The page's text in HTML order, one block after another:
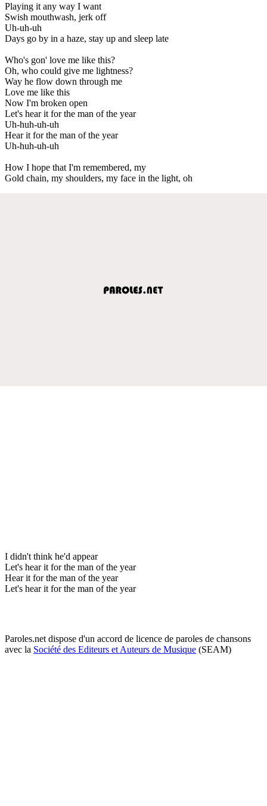
Playing it any way I want
Swish mouthwash, jerk off
Uh-uh-uh
Days go by in a haze, stay up and sleep late
Who's gon' love me like this?
Oh, who could give me lightness?
Way he flow down through me
Love me like this
Now I'm broken open
Let's hear it for the man of the year
Uh-huh-uh-uh
Hear it for the man of the year
Uh-huh-uh-uh
How I hope that I'm remembered, my
Gold chain, my shoulders, my face in the light, oh
I didn't think he'd appear
Let's hear it for the man of the year
Hear it for the man of the year
Let's hear it for the man of the year
Paroles.net dispose d'un accord de licence de paroles de chansons
avec la Société des Editeurs et Auteurs de Musique (SEAM)